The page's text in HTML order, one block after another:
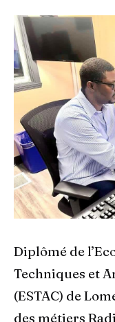
Diplômé de
Techniques et
(ESTAC) de
des métiers